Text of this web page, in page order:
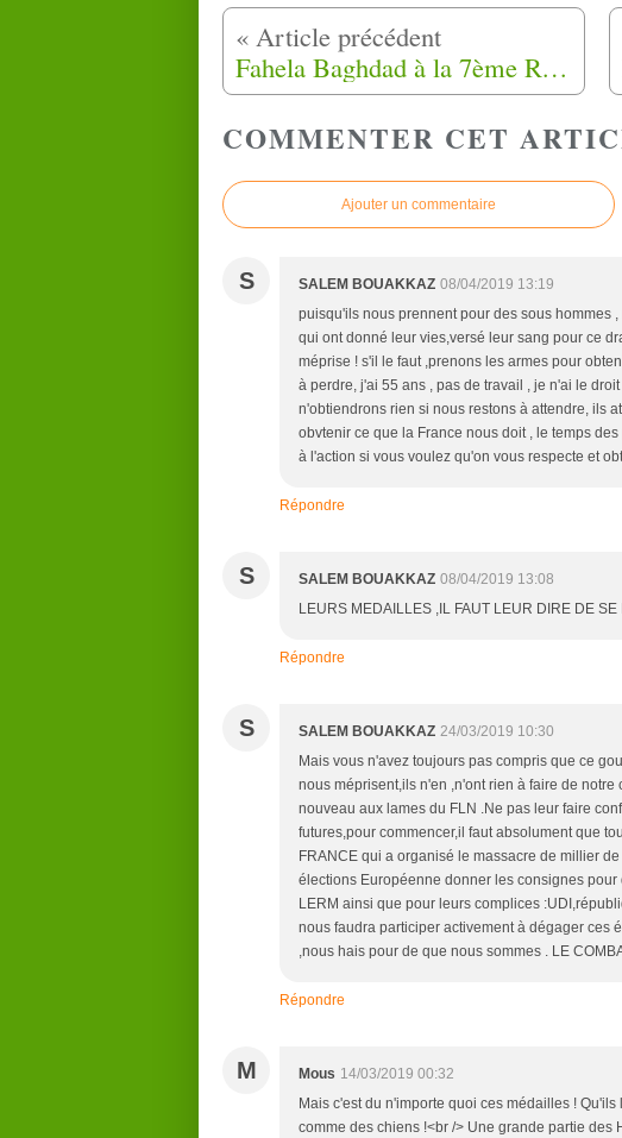
Fahela Baghdad à la 7ème Rencontre de l'Amitié,de la Mémoire,de la Culture le Dimanche 17 Mars 2019 à Périgueux (24)
COMMENTER CET
Ajouter un commentaire
S SALEM BOUAKKAZ 08/04/2019 13:19
puisqu'ils nous prennent pour des sous hommes
qui ont donné leur vies,versé leur sang pour ce
méprise ! s'il le faut ,prenons les armes pour
à perdre, j'ai 55 ans , pas de travail , je n'ai le
n'obtiendrons rien si nous restons à attendre, ils
obvtenir ce que la France nous doit , le temps
à l'action si vous voulez qu'on vous respecte et
Répondre
S SALEM BOUAKKAZ 08/04/2019 13:08
LEURS MEDAILLES ,IL FAUT LEUR DIRE DE
Répondre
S SALEM BOUAKKAZ 24/03/2019 10:30
Mais vous n'avez toujours pas compris que ce
nous méprisent,ils n'en ,n'ont rien à faire de
nouveau aux lames du FLN .Ne pas leur faire
futures,pour commencer,il faut absolument que
FRANCE qui a organisé le massacre de millier
élections Européenne donner les consignes
LERM ainsi que pour leurs complices
nous faudra participer activement à dégager ces
,nous hais pour de que nous sommes . LE
Répondre
M Mous 14/03/2019 00:32
Mais c'est du n'importe quoi ces médailles !
comme des chiens !<br /> Une grande partie